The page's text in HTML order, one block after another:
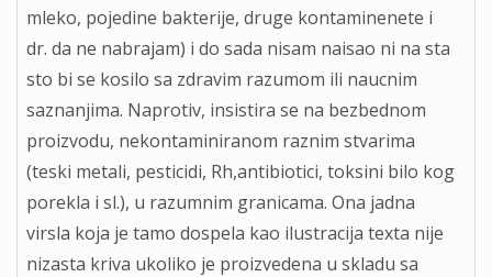
mleko, pojedine bakterije, druge kontaminenete i
dr. da ne nabrajam) i do sada nisam naisao ni na sta
sto bi se kosilo sa zdravim razumom ili naucnim
saznanjima. Naprotiv, insistira se na bezbednom
proizvodu, nekontaminiranom raznim stvarima
(teski metali, pesticidi, Rh,antibiotici, toksini bilo kog
porekla i sl.), u razumnim granicama. Ona jadna
virsla koja je tamo dospela kao ilustracija texta nije
nizasta kriva ukoliko je proizvedena u skladu sa